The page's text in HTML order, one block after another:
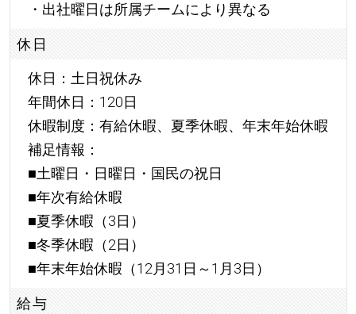
・出社曜日は所属チームにより異なる
休日
休日：土日祝休み
年間休日：120日
休暇制度：有給休暇、夏季休暇、年末年始休暇
補足情報：
■土曜日・日曜日・国民の祝日
■年次有給休暇
■夏季休暇（3日）
■冬季休暇（2日）
■年末年始休暇（12月31日～1月3日）
給与